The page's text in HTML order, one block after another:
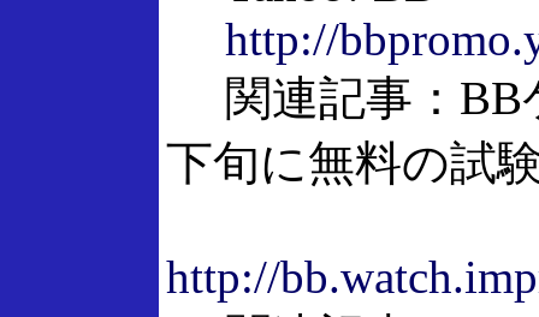
http://
関連記事：BB
下旬に無料の試
http://